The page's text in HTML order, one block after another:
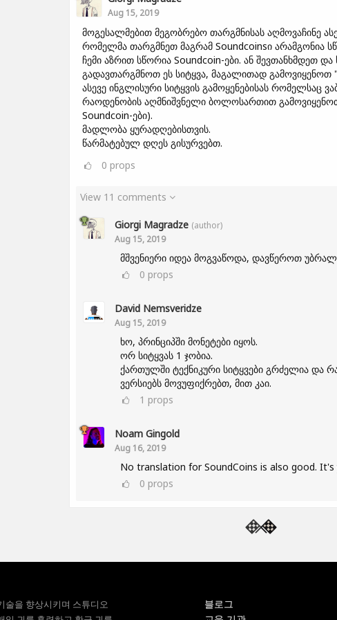
Aug 15, 2019
მოგესალმებით მეგობრებო თარგმნისას აღმოვაჩინე
რომელმა თარგმნეთ მაგრამ Soundcoinsი არამგონია
ჩემი აზრით სწორია Soundcoin-ები. ან შევთანხმდეთ
გადავთარგმნოთ ეს სიტყვა, მაგალითად გამოვიყენოთ
ასევე ინგლისური სიტყვის გამოყენებისას
რაოდენობის აღმნიშვნელი ბოლოსართით
Soundcoin-ები).
მადლობა ყურადღებისთვის.
წარმატებულ დღეს გისურვებთ.
0 props
View 11 comments
Giorgi Magradze (author)
Aug 15, 2019
მშვენიერი იდეა მოგვაწოდა, დავწეროთ
0 props
David Nemsveridze
Aug 15, 2019
ხო, პრინციპში მონეტები იყოს.
ორ სიტყვას 1 ჯობია.
ქართულში ტექნიკური სიტყვები გრძელია და
ვერსიებს მოვუფიქრებთ, მით კაი.
1 props
Noam Gingold
Aug 16, 2019
No translation for SoundCoins is also good. It's
0 props
술을 향상시키며 스튜디오
블로그